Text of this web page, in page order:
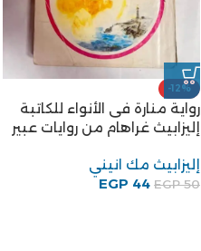
-12%
رواية منارة فى الأنواء للكاتبة
إليزابيث غراهام من روايات عبير
إليزابيث مك انيني
EGP50
EGP 44